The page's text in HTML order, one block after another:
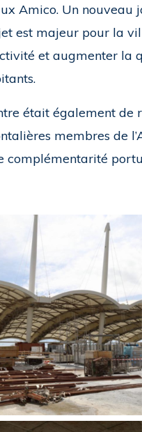
Amico. Un
est majeur pour la
et augmenter la
était également
membres de
complémentarité